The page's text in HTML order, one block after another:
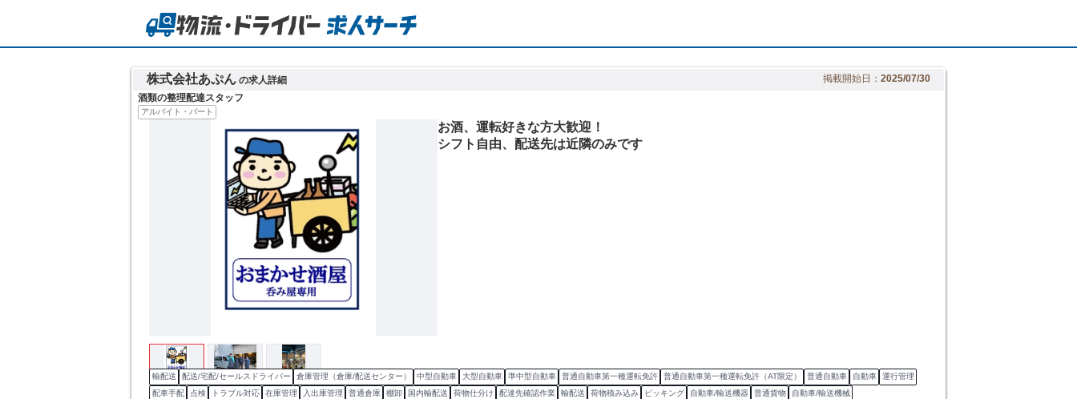
株式会社あぷん の求人詳細 掲載開始日： 2025/07/30
酒類の整理配達スタッフ
アルバイト・パート
お酒、運転好きな方大歓迎！
シフト自由、配送先は近隣のみです
輸配送 配送/宅配/セールスドライバー 倉庫管理（倉庫/配送センター） 中型自動車 大型自動車 準中型自動車 普通自動車第一種運転免許 普通自動車第一種運転免許（AT限定） 普通自動車 自動車
運行管理
配車手配
点検 トラブル対応 在庫管理 入出庫管理 普通倉庫 棚卸 国内輸配送 荷物仕分け 配達先確認作業 輸配送 荷物積み込み ピッキング 自動車/輸送機器 普通貨物 自動車/輸送機械